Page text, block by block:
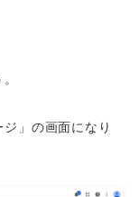
」の画面になり